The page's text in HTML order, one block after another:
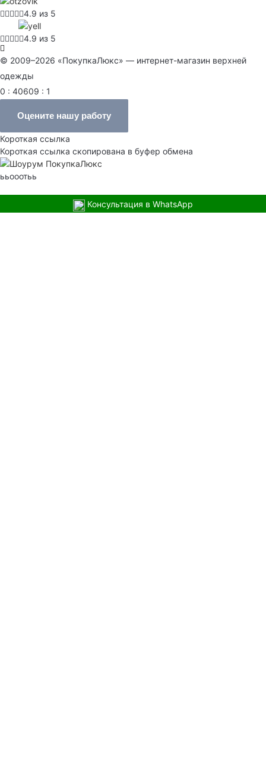
4.9 из 5
4.9 из 5
© 2009–2026 «ПокупкаЛюкс» — интернет-магазин верхней
одежды
0 : 40609 : 1
Оцените нашу работу
Короткая ссылка
Короткая ссылка скопирована в буфер обмена
ььооотьь
Консультация в WhatsApp